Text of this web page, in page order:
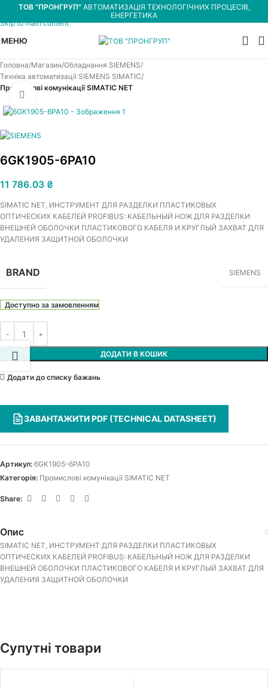
Skip to navigation
Skip to main content
ТОВ "ПРОНГРУП" АВТОМАТИЗАЦІЯ ТЕХНОЛОГІЧНИХ ПРОЦЕСІВ,
ЕНЕРГЕТИКА
МЕНЮ
Головна Магазин Обладнання SIEMENS
Техніка автоматизації SIEMENS SIMATIC
Промислові комунікації SIMATIC NET
Увеличить
6GK1905-6PA10
11 786.03 ₴
SIMATIC NET, ИНСТРУМЕНТ ДЛЯ РАЗДЕЛКИ ПЛАСТИКОВЫХ
ОПТИЧЕСКИХ КАБЕЛЕЙ PROFIBUS: КАБЕЛЬНЫЙ НОЖ ДЛЯ РАЗДЕЛКИ
ВНЕШНЕЙ ОБОЛОЧКИ ПЛАСТИКОВОГО КАБЕЛЯ И КРУГЛЫЙ ЗАХВАТ ДЛЯ
УДАЛЕНИЯ ЗАЩИТНОЙ ОБОЛОЧКИ
BRAND SIEMENS
Доступно за замовленням
ДОДАТИ В КОШИК
Додати до списку бажань
ЗАВАНТАЖИТИ PDF (TECHNICAL DATASHEET)
Артикул: 6GK1905-6PA10
Категорія: Промислові комунікації SIMATIC NET
Share:
Опис
SIMATIC NET, ИНСТРУМЕНТ ДЛЯ РАЗДЕЛКИ ПЛАСТИКОВЫХ
ОПТИЧЕСКИХ КАБЕЛЕЙ PROFIBUS: КАБЕЛЬНЫЙ НОЖ ДЛЯ РАЗДЕЛКИ
ВНЕШНЕЙ ОБОЛОЧКИ ПЛАСТИКОВОГО КАБЕЛЯ И КРУГЛЫЙ ЗАХВАТ ДЛЯ
УДАЛЕНИЯ ЗАЩИТНОЙ ОБОЛОЧКИ
Супутні товари